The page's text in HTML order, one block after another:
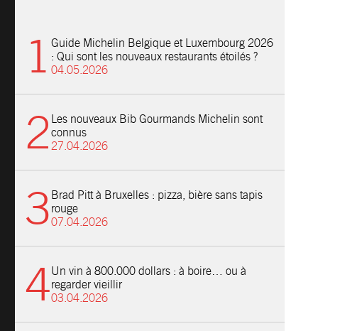
Guide Michelin Belgique et Luxembourg 2026
: Qui sont les nouveaux restaurants étoilés ?
04.05.2026
Les nouveaux Bib Gourmands Michelin sont
connus
27.04.2026
Brad Pitt à Bruxelles : pizza, bière sans tapis
rouge
07.04.2026
Un vin à 800.000 dollars : à boire… ou à
regarder vieillir
03.04.2026